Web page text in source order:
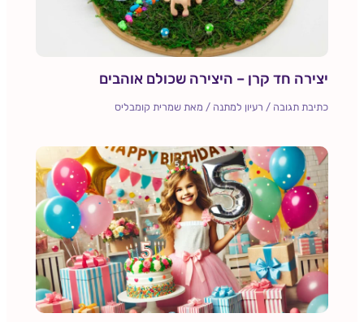
יצירה חד קרן – היצירה שכולם אוהבים
כתיבת תגובה / רעיון למתנה / מאתשמרית קומבליס